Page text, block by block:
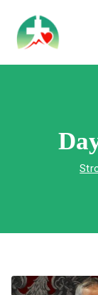
treści
Św.